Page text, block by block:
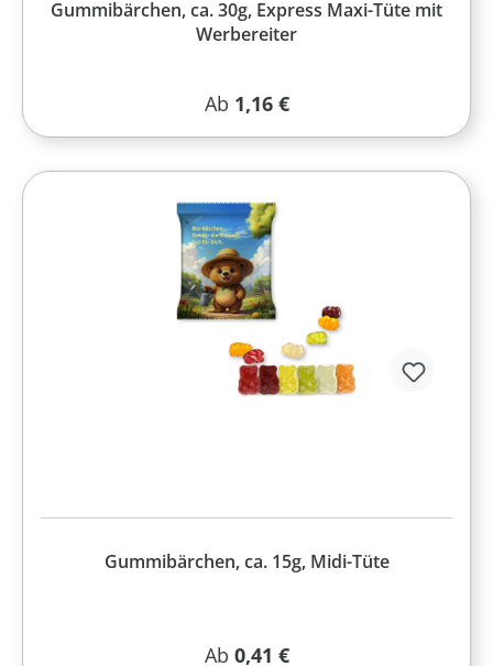
Gummibärchen, ca. 30g, Express Maxi-Tüte mit
Werbereiter
Regulärer Preis:
Ab 1,16 €
Gummibärchen, ca. 15g, Midi-Tüte
Regulärer Preis:
Ab 0,41 €